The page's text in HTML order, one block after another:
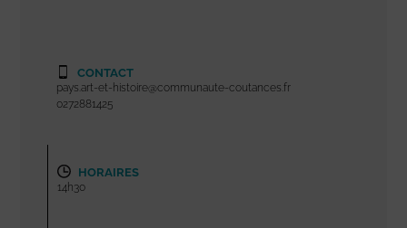
CONTACT
pays.art-et-histoire@communaute-coutances.fr
0272881425
HORAIRES
14h30